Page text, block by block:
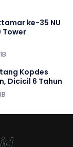
ke-35 NU
Tower
Kopdes
Dicicil 6 Tahun